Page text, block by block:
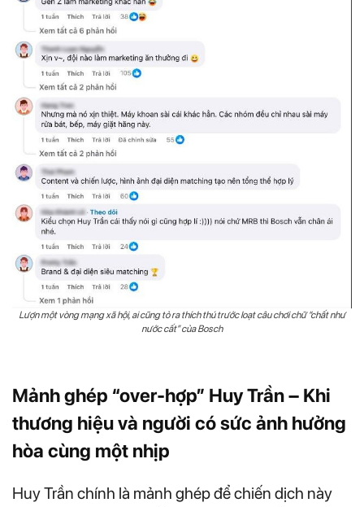
Lượn một vòng mạng xã hội, ai cũng tỏ ra thích thú trước loạt câu chơi chữ “chất như
nước cất” của Bosch
Mảnh ghép “over-hợp” Huy Trần – Khi
thương hiệu và người có sức ảnh hưởng
hòa cùng một nhịp
Huy Trần chính là mảnh ghép để chiến dịch này